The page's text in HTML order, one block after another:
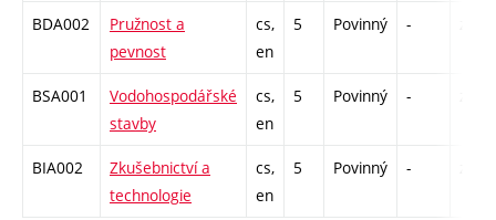
BDA002
Pružnost a
pevnost
cs,
en
5 Povinný -
BSA001
Vodohospodářské
stavby
cs,
en
5 Povinný -
BIA002
Zkušebnictví a
technologie
cs,
en
5 Povinný -